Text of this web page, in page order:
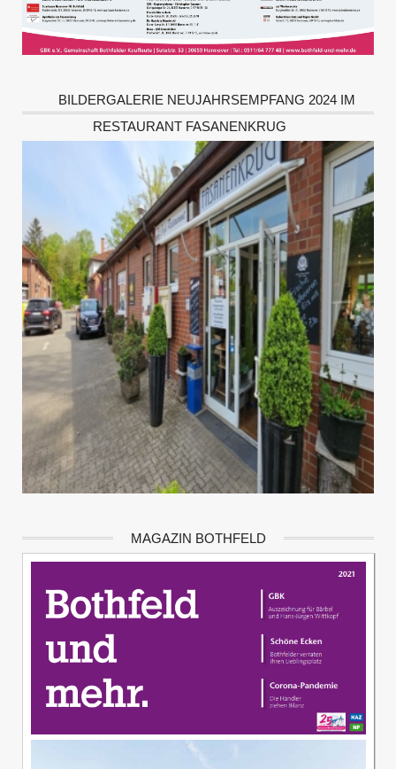
BILDERGALERIE NEUJAHRSEMPFANG 2024 IM
RESTAURANT FASANENKRUG
MAGAZIN BOTHFELD